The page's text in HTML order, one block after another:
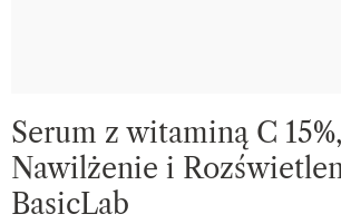
Serum z witaminą C 15%,
Nawilżenie i
BasicLab